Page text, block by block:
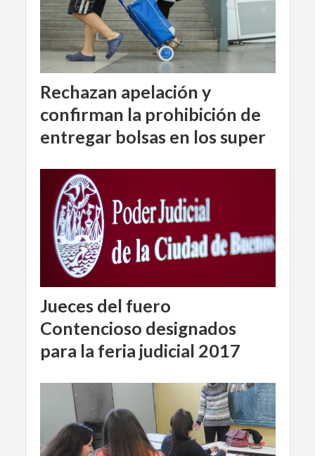
Rechazan apelación y
confirman la prohibición de
entregar bolsas en los super
Jueces del fuero
Contencioso designados
para la feria judicial 2017